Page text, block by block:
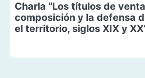
Charla “Los títulos de
composición y la defensa
el territorio, siglos XIX y